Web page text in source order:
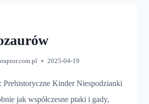
2025-04-19
Prehistoryczne Kinder Niespodzianki
jak współczesne ptaki i gady,